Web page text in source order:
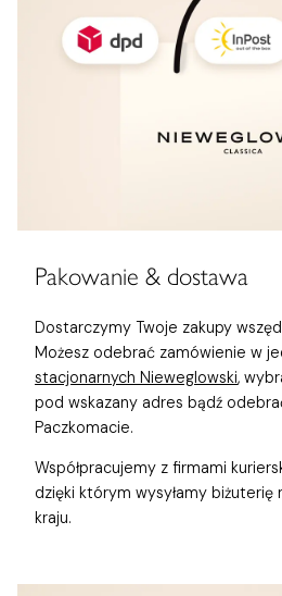
Pakowanie & dostawa
Dostarczymy Twoje zakupy
Możesz odebrać zamówienie w
stacjonarnych Nieweglowski,
pod wskazany adres bądź
Paczkomacie.
Współpracujemy z firmami
dzięki którym wysyłamy biżuterię
kraju.